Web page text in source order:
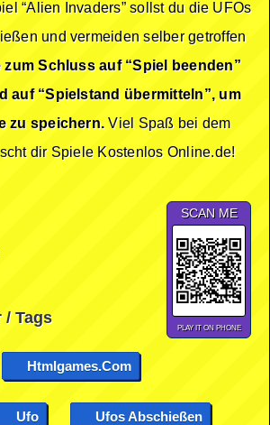
“Alien Invaders” sollst du die UFOs
und vermeiden selber getroffen
zum Schluss auf “Spiel beenden”
auf “Spielstand übermitteln”, um
zu speichern. Viel Spaß bei dem
dir Spiele Kostenlos Online.de!
SCAN ME
PLAY IT ON PHONE
/ Tags
Htmlgames.com
Ufo Ufos Abschießen